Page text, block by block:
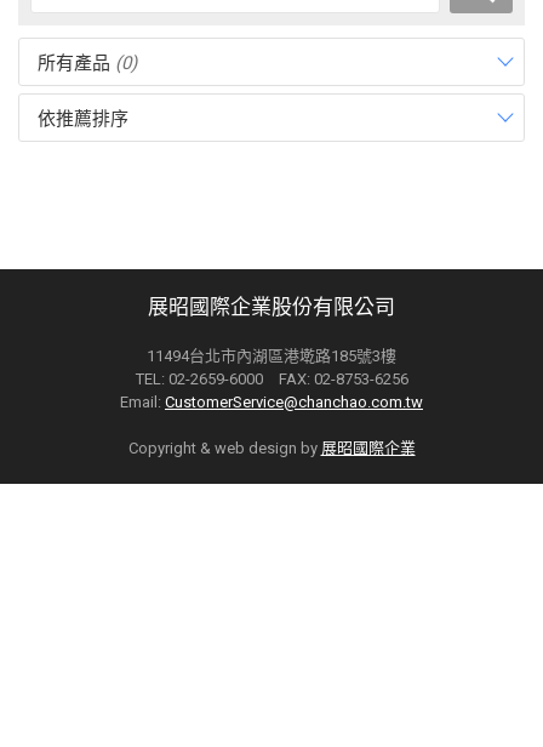
所有產品 (0)
依推薦排序
展昭國際企業股份有限公司
11494台北市內湖區港墘路185號3樓
TEL: 02-2659-6000 FAX: 02-8753-6256
Email: CustomerService@chanchao.com.tw
Copyright & web design by 展昭國際企業